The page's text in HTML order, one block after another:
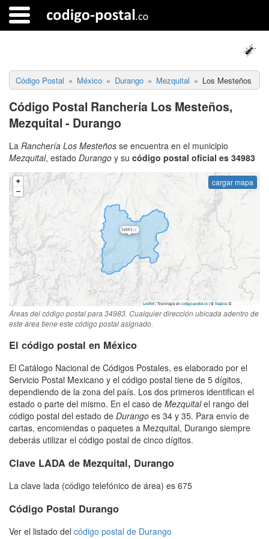
Código Postal México Durango Mezquital Los Mesteños
Código Postal Ranchería Los Mesteños,
Mezquital - Durango
La Ranchería Los Mesteños se encuentra en el municipio
Mezquital, estado Durango y su código postal oficial es 34983
cargar mapa
Áreas del código postal para 34983. Cualquier dirección ubicada adentro de
este área tiene este código postal asignado.
El código postal en México
El Catálogo Nacional de Códigos Postales, es elaborado por el
Servicio Postal Mexicano y el código postal tiene de 5 dígitos,
dependiendo de la zona del país. Los dos primeros identifican el
estado o parte del mismo. En el caso de Mezquitalel rango del
código postal del estado de Durango es 34 y 35. Para envío de
cartas, encomiendas o paquetes a Mezquital, Durango siempre
deberás utilizar el código postal de cinco dígitos.
Clave LADA de Mezquital, Durango
La clave lada (código telefónico de área) es 675
Código Postal Durango
Ver el listado del código postal de Durango